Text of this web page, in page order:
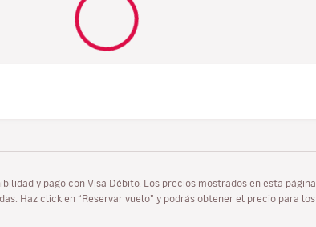
y pago con Visa Débito. Los precios mostrados en esta
Haz click en “Reservar vuelo” y podrás obtener el precio para